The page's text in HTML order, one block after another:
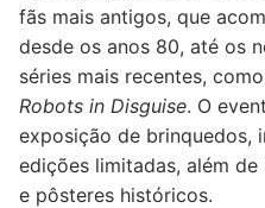
fãs mais antigos, que
desde os anos 80, até os
séries mais recentes, como
Robots in Disguise. O
exposição de brinquedos,
edições limitadas, além
e pôsteres históricos.